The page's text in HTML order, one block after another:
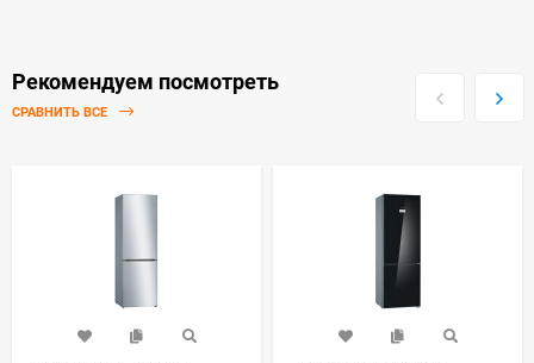
Рекомендуем посмотреть
СРАВНИТЬ ВСЕ